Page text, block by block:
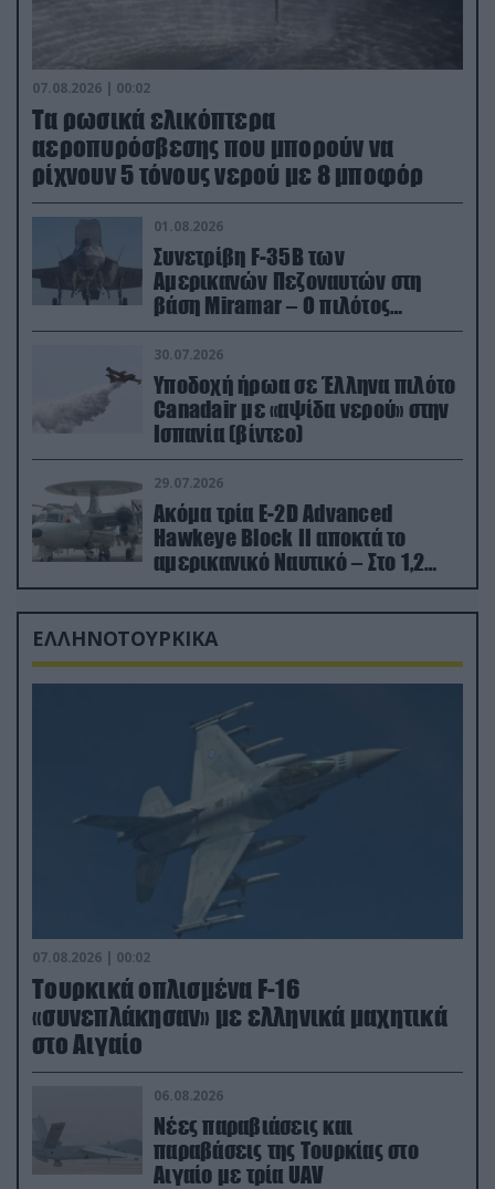
07.08.2026 | 00:02
Τα ρωσικά ελικόπτερα
αεροπυρόσβεσης που μπορούν να
ρίχνουν 5 τόνους νερού με 8 μποφόρ
01.08.2026
Συνετρίβη F-35B των
Αμερικανών Πεζοναυτών στη
βάση Miramar – Ο πιλότος
εκτινάχθηκε εγκαίρως
30.07.2026
Υποδοχή ήρωα σε Έλληνα πιλότο
Canadair με «αψίδα νερού» στην
Ισπανία (βίντεο)
29.07.2026
Ακόμα τρία E-2D Advanced
Hawkeye Block II αποκτά το
αμερικανικό Ναυτικό – Στο 1,2
δισ.δολάρια το κόστος
ΕΛΛΗΝΟΤΟΥΡΚΙΚΑ
07.08.2026 | 00:02
Τουρκικά οπλισμένα F-16
«συνεπλάκησαν» με ελληνικά μαχητικά
στο Αιγαίο
06.08.2026
Νέες παραβιάσεις και
παραβάσεις της Τουρκίας στο
Αιγαίο με τρία UAV